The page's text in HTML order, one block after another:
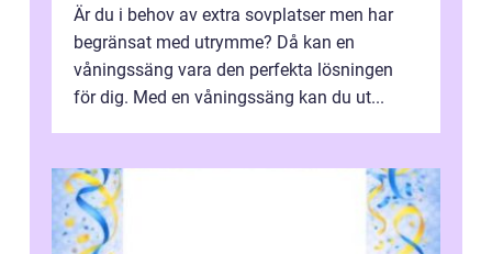
Är du i behov av extra sovplatser men har
begränsat med utrymme? Då kan en
våningssäng vara den perfekta lösningen
för dig. Med en våningssäng kan du ut...